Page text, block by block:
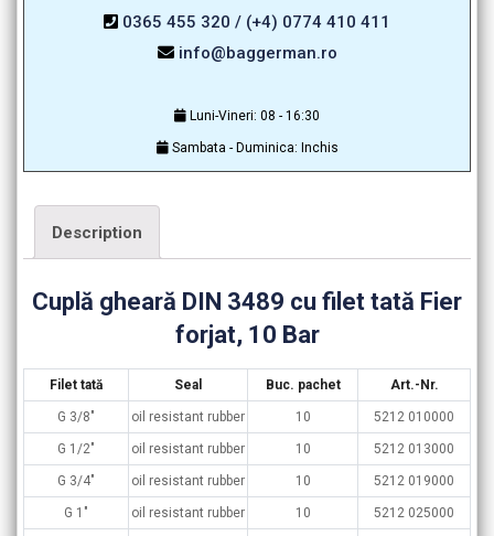
0365 455 320 / (+4) 0774 410 411
info@baggerman.ro
Luni-Vineri: 08 - 16:30
Sambata - Duminica: Inchis
Description
Cuplă gheară DIN 3489 cu filet tată Fier
forjat, 10 Bar
Filet tată Seal Buc. pachet Art.-Nr.
G 3/8″ oil resistant rubber 10 5212 010000
G 1/2″ oil resistant rubber 10 5212 013000
G 3/4″ oil resistant rubber 10 5212 019000
G 1″ oil resistant rubber 10 5212 025000